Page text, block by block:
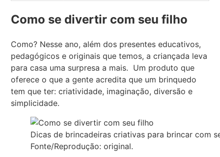
Como se divertir com seu filho
Como? Nesse ano, além dos presentes educativos,
pedagógicos e originais que temos, a criançada leva
para casa uma surpresa a mais. Um produto que
oferece o que a gente acredita que um brinquedo
tem que ter: criatividade, imaginação, diversão e
simplicidade.
Dicas de brincadeiras criativas para brincar com
Fonte/Reprodução: original.